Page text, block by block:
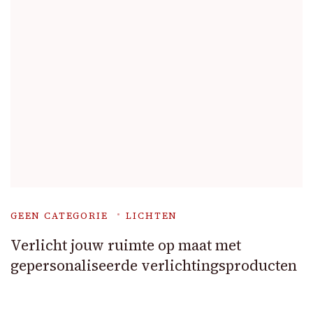
GEEN CATEGORIE LICHTEN
Verlicht jouw ruimte op maat met
gepersonaliseerde verlichtingsproducten